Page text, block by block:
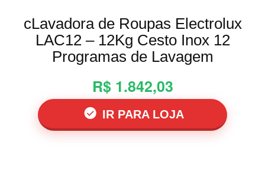
cLavadora de Roupas Electrolux
LAC12 – 12Kg Cesto Inox 12
Programas de Lavagem
R$ 1.842,03
IR PARA LOJA